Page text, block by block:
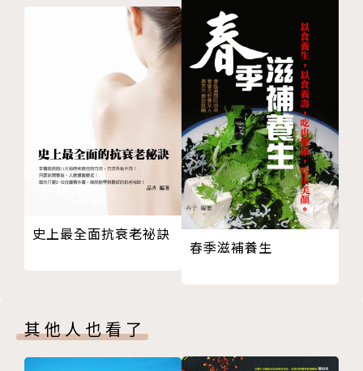
什麼是「姿勢性直立心搏過速症候群」？
就是「當姿勢從躺下變成直立時，因為脈搏太快而產生
父母要怎麼判斷小孩有無此病？要開刀嗎？
有藥可以治嗎？怎麼做才能康復？
◎以下這些疾病，都有可能引起你身體的疲勞：
甲狀腺功能障礙、糖尿病、低血糖、腎上腺疾病、
荷爾蒙失衡、肝病、發炎性疾病或病菌感染……
所以，莫名疲倦時，要先找醫生做全面性檢查。
萬一都查不出原因，可能就是POTS。
疲倦，
而青少年患者中，女性占2／3。
第8章 他們沒有特別想睡，但就是沒有活力
第9章 這會遺傳嗎？ 有可能傳染嗎？
第四部：完全康復？當然有可能！
第10章 如果你親自來找我，我會這樣幫助你
第11章 怎麼吃、怎麼穿、怎麼動，你會更快復原？
第12章 可能有幫助的藥物治療
第13章 大多數的患者都能康復
第14章 就算有症狀存在，仍能正常過日子
結論 因疲倦而虛弱的蘿拉，現在已是醫學院學生
版權頁
史上最全面抗衰老祕訣
春季滋補養生
其他人也看了